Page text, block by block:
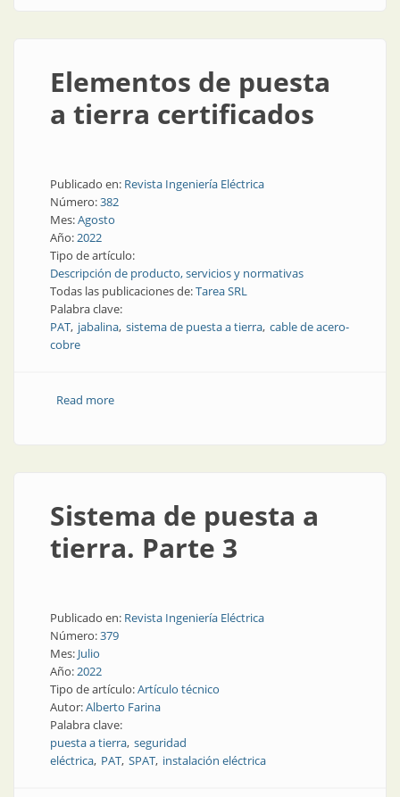
Elementos de puesta
a tierra certificados
Publicado en: Revista Ingeniería Eléctrica
Número:382
Mes:Agosto
Año:2022
Tipo de artículo:
Descripción de producto, servicios y normativas
Todas las publicaciones de:Tarea SRL
Palabra clave:
PAT jabalina sistema de puesta a tierra cable de acero-
cobre
Read moreabout Elementos de puesta a tierra certificados
Sistema de puesta a
tierra. Parte 3
Publicado en: Revista Ingeniería Eléctrica
Número:379
Mes: Julio
Año:2022
Tipo de artículo:Artículo técnico
Autor:Alberto Farina
Palabra clave:
puesta a tierra seguridad
eléctrica PAT SPAT instalación eléctrica